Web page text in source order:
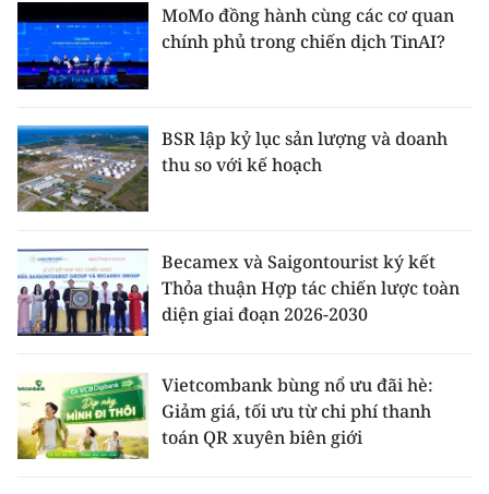
MoMo đồng hành cùng các cơ quan
chính phủ trong chiến dịch TinAI?
BSR lập kỷ lục sản lượng và doanh
thu so với kế hoạch
Becamex và Saigontourist ký kết
Thỏa thuận Hợp tác chiến lược toàn
diện giai đoạn 2026-2030
Vietcombank bùng nổ ưu đãi hè:
Giảm giá, tối ưu từ chi phí thanh
toán QR xuyên biên giới